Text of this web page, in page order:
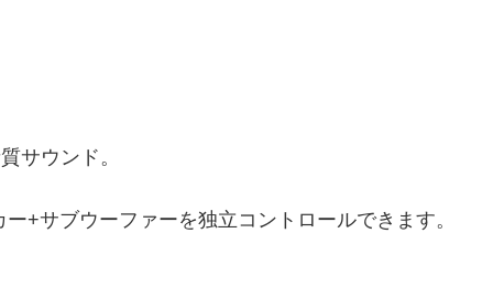
サウンド。
+サブウーファーを独立コントロールできます。